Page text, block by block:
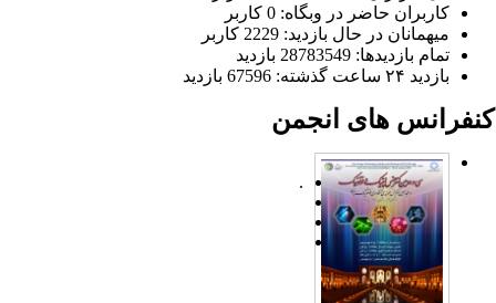
کاربران حاضر در وبگاه: 0 کاربر
میهمانان در حال بازدید: 2229 کاربر
تمام بازدید‌ها: 28783549 بازدید
بازدید ۲۴ ساعت گذشته: 67596 بازدید
های انجمن
.